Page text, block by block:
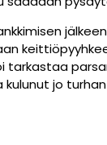
tarkastaa
jo turhan